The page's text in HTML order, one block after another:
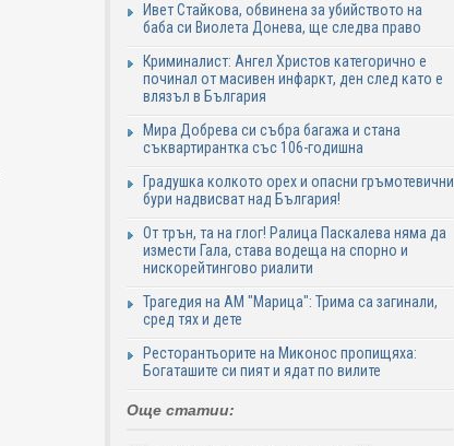
Ивет Стайкова, обвинена за убийството на
баба си Виолета Донева, ще следва право
Криминалист: Ангел Христов категорично е
починал от масивен инфаркт, ден след като е
влязъл в България
Мира Добрева си събра багажа и стана
съквартирантка със 106-годишна
Градушка колкото орех и опасни гръмотевични
бури надвисват над България!
От трън, та на глог! Ралица Паскалева няма да
измести Гала, става водеща на спорно и
нискорейтингово риалити
Трагедия на АМ "Марица": Трима са загинали,
сред тях и дете
Ресторантьорите на Миконос пропищяха:
Богаташите си пият и ядат по вилите
Още статии: